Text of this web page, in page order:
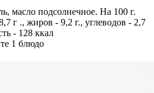
масло подсолнечное. На 100 г.
г ., жиров - 9,2 г., углеводов - 2,7
- 128 ккал
1 блюдо